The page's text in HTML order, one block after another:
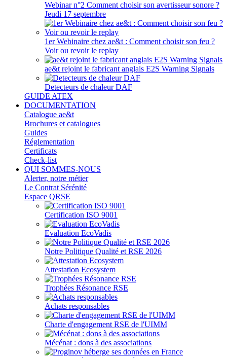
Webinar n°2 Comment choisir son avertisseur sonore ?
Jeudi 17 septembre
1er Webinaire chez ae&t : Comment choisir son feu ?
Voir ou revoir le replay
ae&t rejoint le fabricant anglais E2S Warning Signals
Detecteurs de chaleur DAF
GUIDE ATEX
DOCUMENTATION
Catalogue ae&t
Brochures et catalogues
Guides
Réglementation
Certificats
Check-list
QUI SOMMES-NOUS
Alerter, notre métier
Le Contrat Sérénité
Espace QRSE
Certification ISO 9001
Evaluation EcoVadis
Notre Politique Qualité et RSE 2026
Attestation Ecosystem
Trophées Résonance RSE
Achats responsables
Charte d'engagement RSE de l'UIMM
Mécénat : dons à des associations